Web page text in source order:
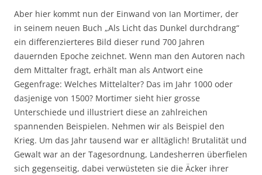
Aber hier kommt nun der Einwand von Ian Mortimer, der
in seinem neuen Buch „Als Licht das Dunkel durchdrang“
ein differenzierteres Bild dieser rund 700 Jahren
dauernden Epoche zeichnet. Wenn man den Autoren nach
dem Mittalter fragt, erhält man als Antwort eine
Gegenfrage: Welches Mittelalter? Das im Jahr 1000 oder
dasjenige von 1500? Mortimer sieht hier grosse
Unterschiede und illustriert diese an zahlreichen
spannenden Beispielen. Nehmen wir als Beispiel den
Krieg. Um das Jahr tausend war er alltäglich! Brutalität und
Gewalt war an der Tagesordnung, Landesherren überfielen
sich gegenseitig, dabei verwüsteten sie die Äcker ihrer